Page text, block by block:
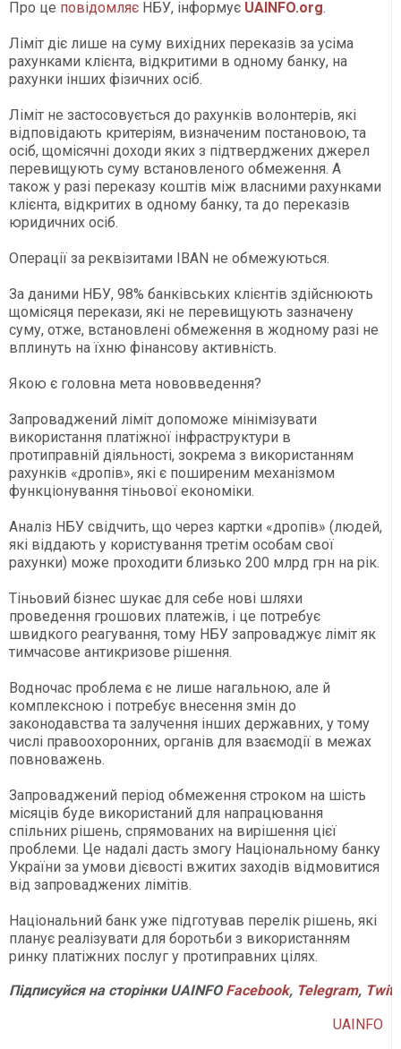
Про це повідомляє НБУ, інформує UAINFO.org.
Ліміт діє лише на суму вихідних переказів за усіма
рахунками клієнта, відкритими в одному банку, на
рахунки інших фізичних осіб.
Ліміт не застосовується до рахунків волонтерів, які
відповідають критеріям, визначеним постановою, та
осіб, щомісячні доходи яких з підтверджених джерел
перевищують суму встановленого обмеження. А
також у разі переказу коштів між власними рахунками
клієнта, відкритих в одному банку, та до переказів
юридичних осіб.
Операції за реквізитами IBAN не обмежуються.
За даними НБУ, 98% банківських клієнтів здійснюють
щомісяця перекази, які не перевищують зазначену
суму, отже, встановлені обмеження в жодному разі не
вплинуть на їхню фінансову активність.
Якою є головна мета нововведення?
Запроваджений ліміт допоможе мінімізувати
використання платіжної інфраструктури в
протиправній діяльності, зокрема з використанням
рахунків «дропів», які є поширеним механізмом
функціонування тіньової економіки.
Аналіз НБУ свідчить, що через картки «дропів» (людей,
які віддають у користування третім особам свої
рахунки) може проходити близько 200 млрд грн на рік.
Тіньовий бізнес шукає для себе нові шляхи
проведення грошових платежів, і це потребує
швидкого реагування, тому НБУ запроваджує ліміт як
тимчасове антикризове рішення.
Водночас проблема є не лише нагальною, але й
комплексною і потребує внесення змін до
законодавства та залучення інших державних, у тому
числі правоохоронних, органів для взаємодії в межах
повноважень.
Запроваджений період обмеження строком на шість
місяців буде використаний для напрацювання
спільних рішень, спрямованих на вирішення цієї
проблеми. Це надалі дасть змогу Національному банку
України за умови дієвості вжитих заходів відмовитися
від запроваджених лімітів.
Національний банк уже підготував перелік рішень, які
планує реалізувати для боротьби з використанням
ринку платіжних послуг у протиправних цілях.
Підписуйся на сторінки UAINFO Facebook, Telegram,
UAINFO